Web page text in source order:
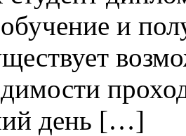
и
день […]